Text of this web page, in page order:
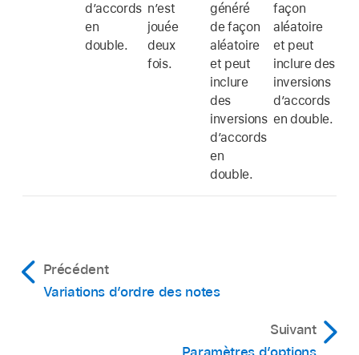
d’accords
en
double.
n’est
jouée
deux
fois.
généré
de façon
aléatoire
et peut
inclure
des
inversions
d’accords
en
double.
façon
aléatoire
et peut
inclure des
inversions
d’accords
en double.
Précédent
Variations d’ordre des notes
Suivant